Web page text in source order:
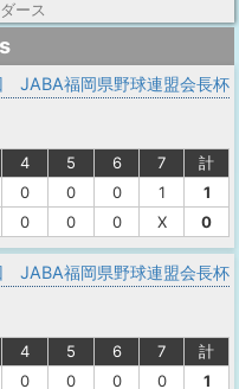
ース
JABA福岡県野球連盟会長杯
4 5 6 7
計
0 0 0 1
1
0 0 0 X 0
JABA福岡県野球連盟会長杯
4 5 6 7
計
0 0 0 0
1